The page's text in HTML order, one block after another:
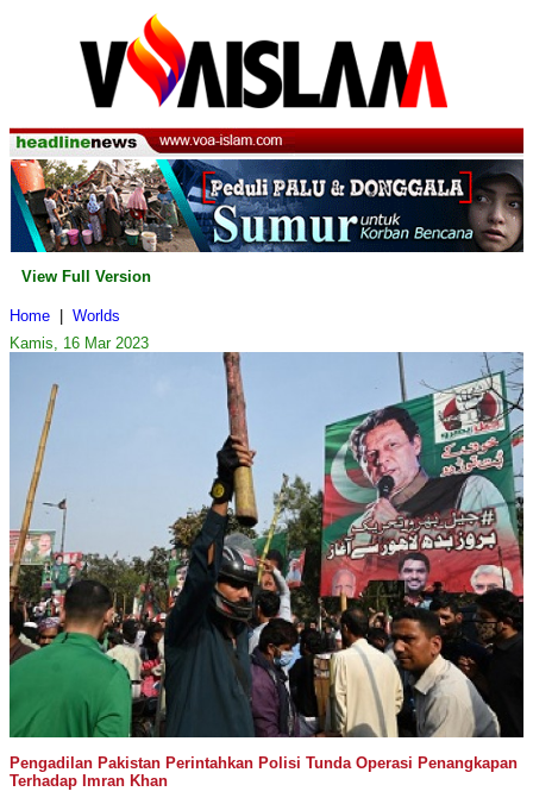
View Full Version
Home
Worlds
Kamis, 16 Mar 2023
Pengadilan Pakistan Perintahkan Polisi Tunda Operasi Penangkapan
Terhadap Imran Khan